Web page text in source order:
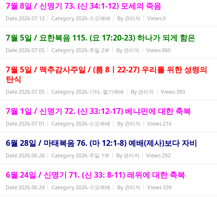
7월 8일 / 신명기 73. (신 34:1-12) 모세의 죽음
Date2026.07.12 Category2026-수요예배 By 관리자 Views0
7월 5일 / 요한복음 115. (요 17:20-23) 하나가 되게 함은
Date2026.07.05 Category2026-주일 2부 By 관리자 Views860
7월 5일 / 맥추감사주일 / (롬 8ㅣ22-27) 우리를 위한 성령의
탄식
Date2026.07.05 Category2026-기타, 절기예배 By 관리자 Views393
7월 1일 / 신명기 72. (신 33:12-17) 베냐민에 대한 축복
Date2026.07.01 Category2026-수요예배 By 관리자 Views216
6월 28일 / 마태복음 76. (마 12:1-8) 예배(제사)보다 자비
Date2026.06.28 Category2026-주일 1부 By 관리자 Views292
6월 24일 / 신명기 71. (신 33: 8-11) 레위에 대한 축복
Date2026.06.24 Category2026-수요예배 By 관리자 Views339